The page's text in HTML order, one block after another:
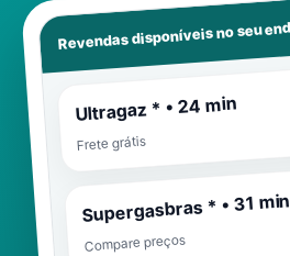
Revendas disponíveis no seu
Ultragaz * • 24 min
Frete grátis
Supergasbras * • 31 min
Compare preços